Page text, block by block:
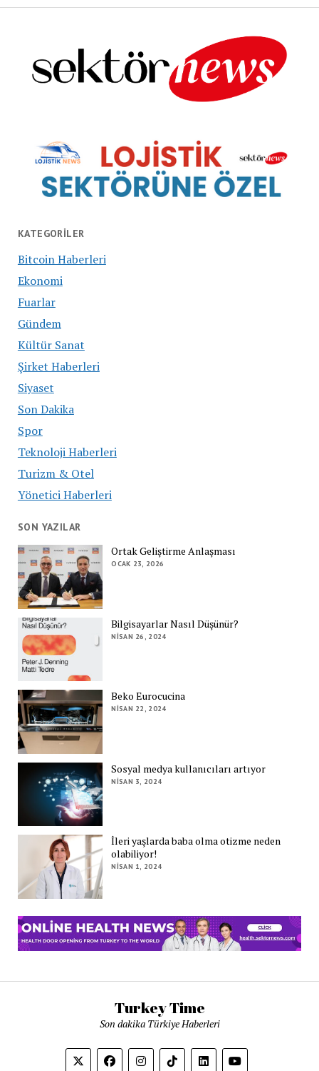
KATEGORILER
Bitcoin Haberleri
Ekonomi
Fuarlar
Gündem
Kültür Sanat
Şirket Haberleri
Siyaset
Son Dakika
Spor
Teknoloji Haberleri
Turizm & Otel
Yönetici Haberleri
SON YAZILAR
Ortak Geliştirme Anlaşması
OCAK 23, 2026
Bilgisayarlar Nasıl Düşünür?
NISAN 26, 2024
Beko Eurocucina
NISAN 22, 2024
Sosyal medya kullanıcıları artıyor
NISAN 3, 2024
İleri yaşlarda baba olma otizme neden
olabiliyor!
NISAN 1, 2024
Turkey Time
Son dakika Türkiye Haberleri